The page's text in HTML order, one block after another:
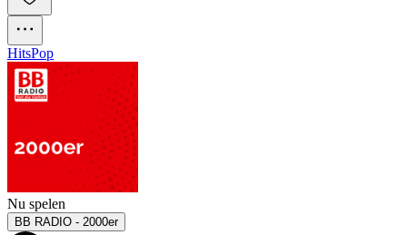
HitsPop
Nu spelen
BB RADIO - 2000er